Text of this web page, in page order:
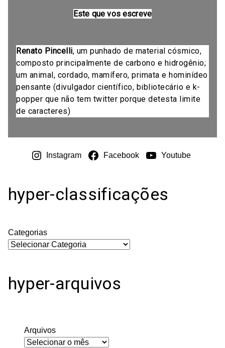
Este que vos escreve
Renato Pincelli, um punhado de material cósmico,
composto principalmente de carbono e hidrogênio;
um animal, cordado, mamífero, primata e hominídeo
pensante (divulgador científico, bibliotecário e k-
popper que não tem twitter porque detesta limite
de caracteres)
Instagram Facebook Youtube
hyper-classificações
Categorias
hyper-arquivos
Arquivos